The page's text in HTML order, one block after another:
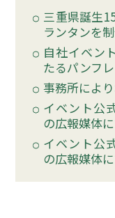
三重県誕生
ランタンを
自社イベン
たるパンフ
事務所によ
イベント公
の広報媒体
イベント公
の広報媒体